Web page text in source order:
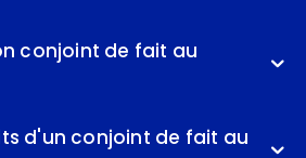
conjoint de fait au
d'un conjoint de fait au